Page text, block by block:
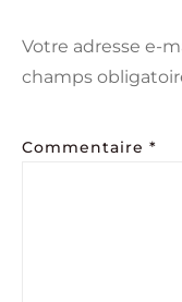
Votre adresse e-
champs
Commentaire *